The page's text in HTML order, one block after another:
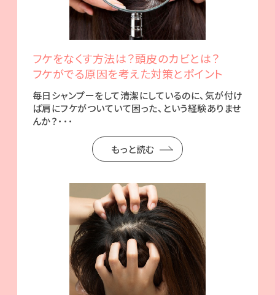
フケをなくす方法は？頭皮のカビとは？
フケがでる原因を考えた対策とポイント
毎日シャンプーをして清潔にしているのに、気が付け
ば肩にフケがついていて困った、という経験ありませ
んか？･･･
もっと読む